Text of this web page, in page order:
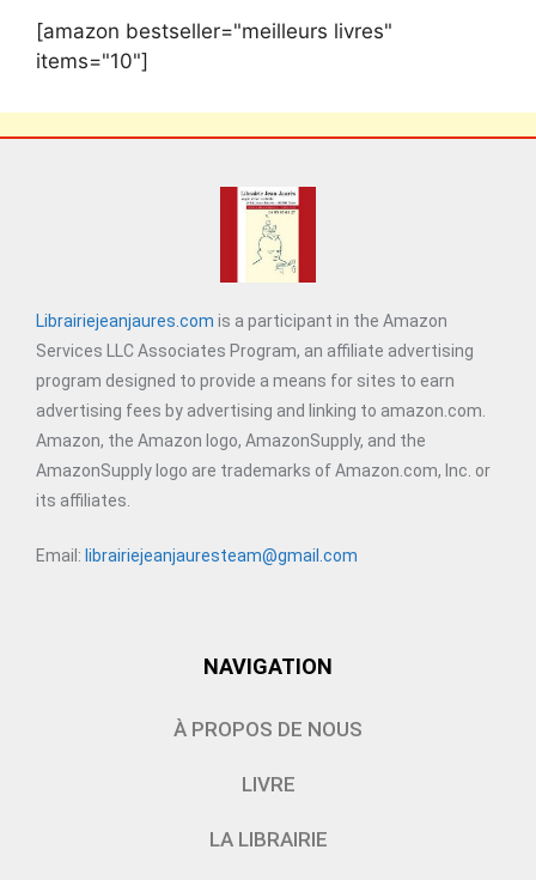
[amazon bestseller="meilleurs livres"
items="10"]
Librairiejeanjaures.com is a participant in the Amazon
Services LLC Associates Program, an affiliate advertising
program designed to provide a means for sites to earn
advertising fees by advertising and linking to amazon.com.
Amazon, the Amazon logo, AmazonSupply, and the
AmazonSupply logo are trademarks of Amazon.com, Inc. or
its affiliates.
Email: librairiejeanjauresteam@gmail.com
NAVIGATION
À PROPOS DE NOUS
LIVRE
LA LIBRAIRIE